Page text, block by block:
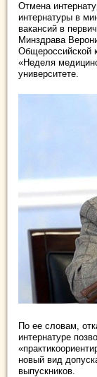
Отмена
интернатуры в
вакансий в
Минздрава
Общероссийской
«Неделя
университете.
По ее словам,
интернатуре
новый вид
выпускников.